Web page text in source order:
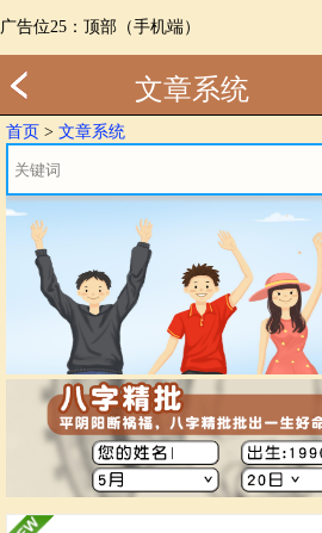
广告位25：顶部（手机端）
文章系统
首页 > 文章系统